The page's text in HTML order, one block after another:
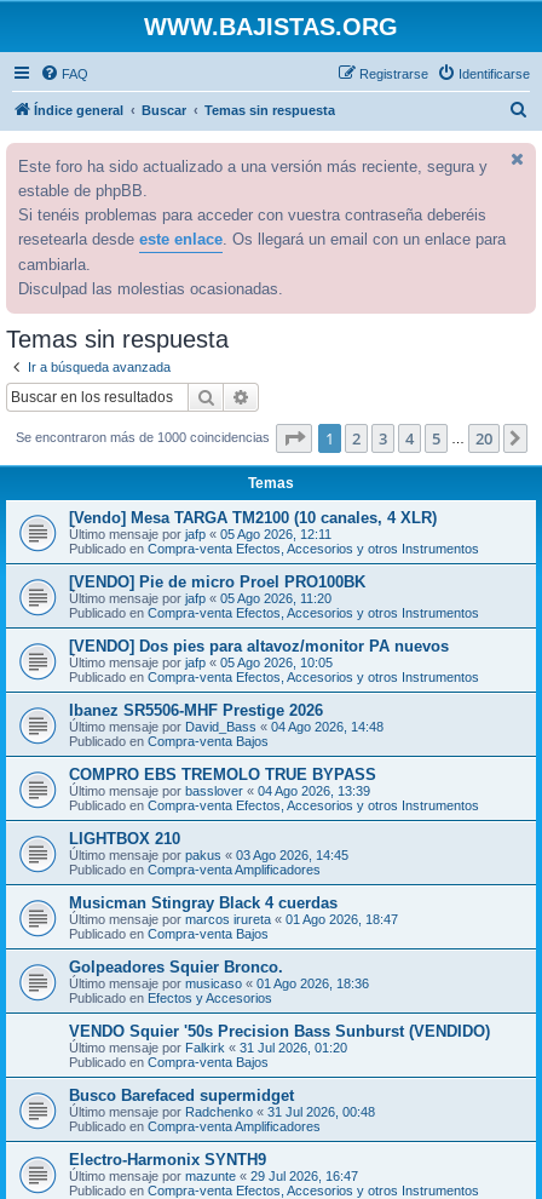
WWW.BAJISTAS.ORG
FAQ Identificarse
Registrarse
Índice general Buscar Temas sin respuesta
Este foro ha sido actualizado a una versión más reciente, segura y
estable de phpBB.
Si tenéis problemas para acceder con vuestra contraseña deberéis
resetearla desde este enlace. Os llegará un email con un enlace para
cambiarla.
Disculpad las molestias ocasionadas.
Temas sin respuesta
Ir a búsqueda avanzada
Buscar
Se encontraron más de 1000 coincidencias Página de 20
1 2 3 4 5 20
Temas
[Vendo] Mesa TARGA TM2100 (10 canales, 4 XLR)
Último mensaje por jafp « 05 Ago 2026, 12:11
Publicado en Compra-venta Efectos, Accesorios y otros Instrumentos
[VENDO] Pie de micro Proel PRO100BK
Último mensaje por jafp « 05 Ago 2026, 11:20
Publicado en Compra-venta Efectos, Accesorios y otros Instrumentos
[VENDO] Dos pies para altavoz/monitor PA nuevos
Último mensaje por jafp « 05 Ago 2026, 10:05
Publicado en Compra-venta Efectos, Accesorios y otros Instrumentos
Ibanez SR5506-MHF Prestige 2026
Último mensaje por David_Bass « 04 Ago 2026, 14:48
Publicado en Compra-venta Bajos
COMPRO EBS TREMOLO TRUE BYPASS
Último mensaje por basslover « 04 Ago 2026, 13:39
Publicado en Compra-venta Efectos, Accesorios y otros Instrumentos
LIGHTBOX 210
Último mensaje por pakus « 03 Ago 2026, 14:45
Publicado en Compra-venta Amplificadores
Musicman Stingray Black 4 cuerdas
Último mensaje por marcos irureta « 01 Ago 2026, 18:47
Publicado en Compra-venta Bajos
Golpeadores Squier Bronco.
Último mensaje por musicaso « 01 Ago 2026, 18:36
Publicado en Efectos y Accesorios
VENDO Squier '50s Precision Bass Sunburst (VENDIDO)
Último mensaje por Falkirk « 31 Jul 2026, 01:20
Publicado en Compra-venta Bajos
Busco Barefaced supermidget
Último mensaje por Radchenko « 31 Jul 2026, 00:48
Publicado en Compra-venta Amplificadores
Electro-Harmonix SYNTH9
Último mensaje por mazunte « 29 Jul 2026, 16:47
Publicado en Compra-venta Efectos, Accesorios y otros Instrumentos